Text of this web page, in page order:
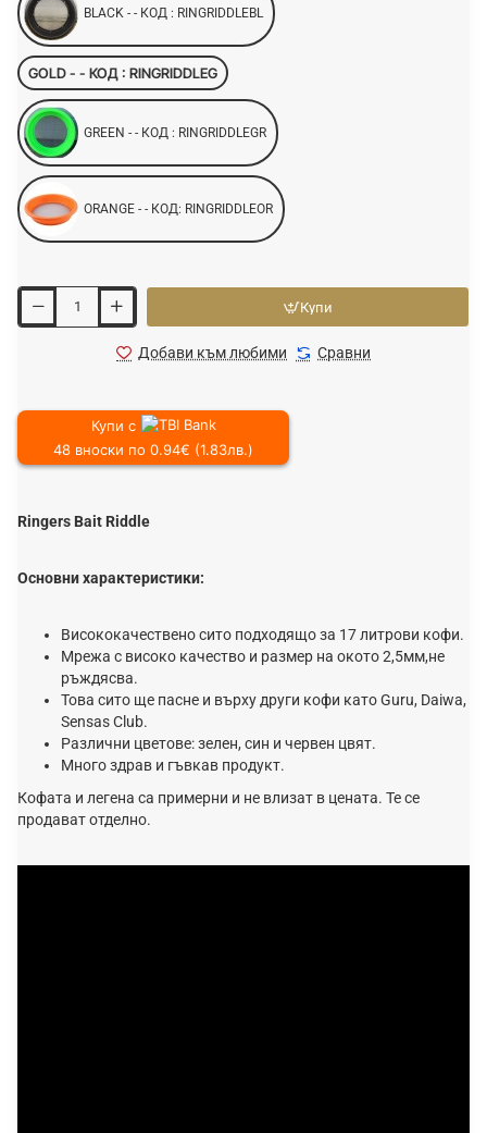
BLACK - - КОД : RINGRIDDLEBL
GOLD - - КОД : RINGRIDDLEG
GREEN - - КОД : RINGRIDDLEGR
ORANGE - - КОД: RINGRIDDLEOR
Купи
Добави към любими Сравни
Купи с
48 вноски по 0.94€ (1.83лв.)
Ringers Bait Riddle
Основни характеристики:
Висококачествено сито подходящо за 17 литрови кофи.
Мрежа с високо качество и размер на окото 2,5мм,не
ръждясва.
Това сито ще пасне и върху други кофи като Guru, Daiwa,
Sensas Club.
Различни цветове: зелен, син и червен цвят.
Много здрав и гъвкав продукт.
Кофата и легена са примерни и не влизат в цената. Те се
продават отделно.